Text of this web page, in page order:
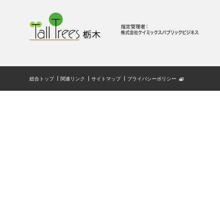
総合トップ 関連リンク サイトマップ プライバシーポリシー